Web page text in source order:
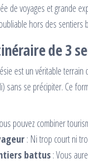
de voyages et grande
hors des sentiers
de 3
est un véritable
sans se précipiter. Ce
pouvez combiner
: Ni trop court ni
battus: Vous